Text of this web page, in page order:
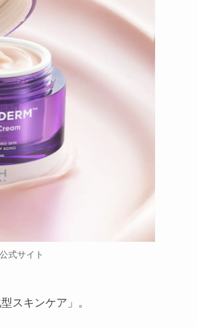
公式サイト
スキンケア」。